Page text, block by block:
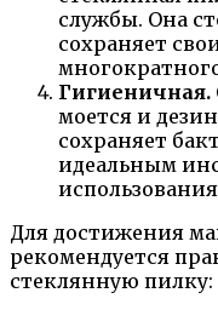
службы. Она
сохраняет
Гигиеничная.
моется и
сохраняет
идеальным
Для достижения
рекомендуется
стеклянную пилку: